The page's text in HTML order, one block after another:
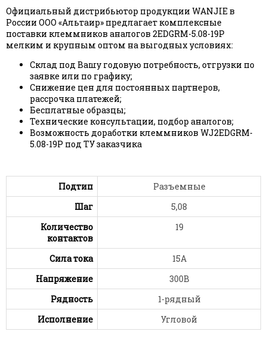
Официальный дистрибьютор продукции WANJIE в
России ООО «Альтаир» предлагает комплексные
поставки клеммников аналогов 2EDGRM-5.08-19P
мелким и крупным оптом на выгодных условиях:
Склад под Вашу годовую потребность, отгрузки по
заявке или по графику;
Снижение цен для постоянных партнеров,
рассрочка платежей;
Бесплатные образцы;
Технические консультации, подбор аналогов;
Возможность доработки клеммников WJ2EDGRM-
5.08-19P под ТУ заказчика
Подтип
Разъемные
Шаг
5,08
Количество
контактов
19
Сила тока
15А
Напряжение
300В
Рядность
1-рядный
Исполнение
Угловой